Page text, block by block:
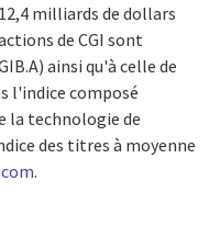
milliards de dollars
de CGI sont
ainsi qu'à celle de
l'indice composé
la technologie de
des titres à moyenne
.